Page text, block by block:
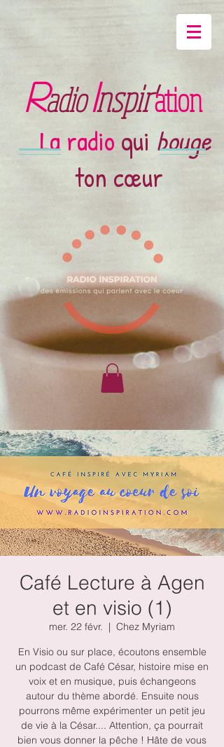
RadioInspir'ation
La radio qui bouge
ton cœur
Café Lecture à Agen
et en visio (1)
mer. 22 févr.
  |
Chez Myriam
En Visio ou sur place, écoutons ensemble
un podcast de Café César, histoire mise en
voix et en musique, puis échangeons
autour du thème abordé. Ensuite nous
pourrons même expérimenter un petit jeu
de vie à la César.... Attention, ça pourrait
bien vous donner la pêche ! Hâte de vous